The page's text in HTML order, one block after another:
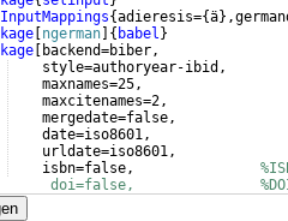
{adieresis={ä}
ngerman { babel }
backend=biber,
    style=authoryear-ibid,
    maxnames=25,
    maxcitenames=2,
    mergedate=false,
    date=iso8601,
    urldate=iso8601,
    isbn=false,
doi=false,               %DOI
    uniquename=full,